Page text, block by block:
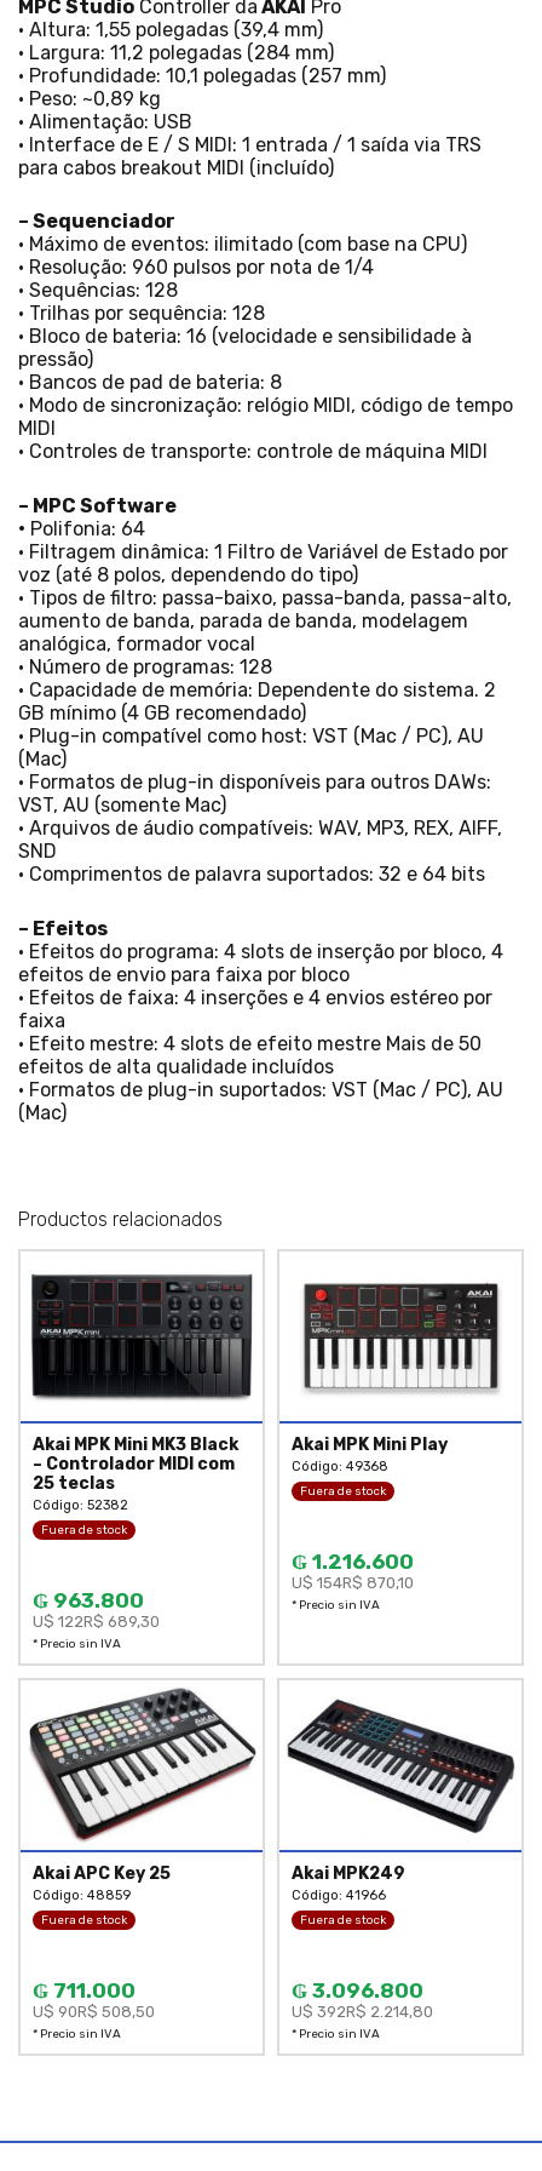
MPC Studio Controller da AKAI Pro
• Altura: 1,55 polegadas (39,4 mm)
• Largura: 11,2 polegadas (284 mm)
• Profundidade: 10,1 polegadas (257 mm)
• Peso: ~0,89 kg
• Alimentação: USB
• Interface de E / S MIDI: 1 entrada / 1 saída via TRS
para cabos breakout MIDI (incluído)
– Sequenciador
• Máximo de eventos: ilimitado (com base na CPU)
• Resolução: 960 pulsos por nota de 1/4
• Sequências: 128
• Trilhas por sequência: 128
• Bloco de bateria: 16 (velocidade e sensibilidade à
pressão)
• Bancos de pad de bateria: 8
• Modo de sincronização: relógio MIDI, código de tempo
MIDI
• Controles de transporte: controle de máquina MIDI
– MPC Software
• Polifonia: 64
• Filtragem dinâmica: 1 Filtro de Variável de Estado por
voz (até 8 polos, dependendo do tipo)
• Tipos de filtro: passa-baixo, passa-banda, passa-alto,
aumento de banda, parada de banda, modelagem
analógica, formador vocal
• Número de programas: 128
• Capacidade de memória: Dependente do sistema. 2
GB mínimo (4 GB recomendado)
• Plug-in compatível como host: VST (Mac / PC), AU
(Mac)
• Formatos de plug-in disponíveis para outros DAWs:
VST, AU (somente Mac)
• Arquivos de áudio compatíveis: WAV, MP3, REX, AIFF,
SND
• Comprimentos de palavra suportados: 32 e 64 bits
– Efeitos
• Efeitos do programa: 4 slots de inserção por bloco, 4
efeitos de envio para faixa por bloco
• Efeitos de faixa: 4 inserções e 4 envios estéreo por
faixa
• Efeito mestre: 4 slots de efeito mestre Mais de 50
efeitos de alta qualidade incluídos
• Formatos de plug-in suportados: VST (Mac / PC), AU
(Mac)
Productos relacionados
Akai MPK Mini MK3 Black
– Controlador MIDI com
25 teclas
Código: 52382
Fuera de stock
₲ 963.800
U$ 122R$ 689,30
* Precio sin IVA
Akai MPK Mini Play
Código: 49368
Fuera de stock
₲ 1.216.600
U$ 154R$ 870,10
* Precio sin IVA
Akai APC Key 25
Código: 48859
Fuera de stock
₲ 711.000
U$ 90R$ 508,50
* Precio sin IVA
Akai MPK249
Código: 41966
Fuera de stock
₲ 3.096.800
U$ 392R$ 2.214,80
* Precio sin IVA